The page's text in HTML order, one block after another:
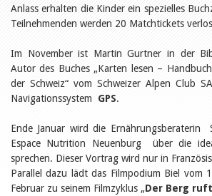
Leseförderung
Aus aller Welt
Lesetipps
Tags
Aus- und Weiterbildung
Veranstaltungen
Bibliothek und Schule
Bibliotheksförderung
Zielpublikum Kinder und
Jugendliche
Einmalige Beiträge
Bibliotheksangebote
Anlass erhalten die Kinder ein spezielles
Teilnehmenden werden 20 Matchtickets
Im November ist Martin Gurtner in der
Autor des Buches „Karten lesen –
der Schweiz“ vom Schweizer Alpen Club
Navigationssystem GPS.
Ende Januar wird die Ernährungsberaterin
Espace Nutrition Neuenburg über die
sprechen. Dieser Vortrag wird nur in
Parallel dazu lädt das Filmpodium Biel vom
Februar zu seinem Filmzyklus „Der Berg ruft